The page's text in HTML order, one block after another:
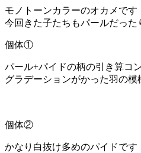
モノトーンカラーのオカメで
今回きた子たちもパールだった
個体①
パール+パイドの柄の引き算コ
グラデーションがかった羽の模
個体②
かなり白抜け多めのパイドです